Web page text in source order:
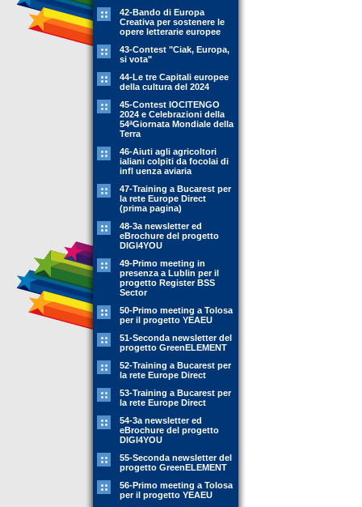
42-Bando di Europa
Creativa per sostenere le
opere letterarie europee
43-Contest "Ciak, Europa,
si vota"
44-Le tre Capitali europee
della cultura del 2024
45-Contest IOCITENGO
2024 e Celebrazioni della
54ªGiornata Mondiale della
Terra
46-Aiuti agli agricoltori
ialiani colpiti da focolai di
infl uenza aviaria
47-Training a Bucarest per
la rete Europe Direct
(prima pagina)
48-3a newsletter ed
eBrochure del progetto
DIGI4YOU
49-Primo meeting in
presenza a Lublin per il
progetto Register BSS
Sector
50-Primo meeting a Tolosa
per il progetto YEAEU
51-Seconda newsletter del
progetto GreenELEMENT
52-Training a Bucarest per
la rete Europe Direct
53-Training a Bucarest per
la rete Europe Direct
54-3a newsletter ed
eBrochure del progetto
DIGI4YOU
55-Seconda newsletter del
progetto GreenELEMENT
56-Primo meeting a Tolosa
per il progetto YEAEU